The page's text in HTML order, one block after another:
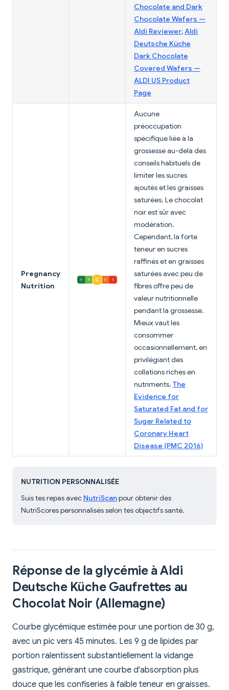
Chocolate and Dark
Chocolate Wafers —
Aldi Reviewer;Aldi
Deutsche Küche
Dark Chocolate
Covered Wafers —
ALDI US Product
Page
Pregnancy
Nutrition
Aucune
préoccupation
spécifique liée à la
grossesse au-delà des
conseils habituels de
limiter les sucres
ajoutés et les graisses
saturées. Le chocolat
noir est sûr avec
modération.
Cependant, la forte
teneur en sucres
raffinés et en graisses
saturées avec peu de
fibres offre peu de
valeur nutritionnelle
pendant la grossesse.
Mieux vaut les
consommer
occasionnellement, en
privilégiant des
collations riches en
nutriments. The
Evidence for
Saturated Fat and for
Sugar Related to
Coronary Heart
Disease (PMC 2016)
NUTRITION PERSONNALISÉE
Suis tes repas avec NutriScanpour obtenir des
NutriScores personnalisés selon tes objectifs santé.
Réponse de la glycémie à Aldi
Deutsche Küche Gaufrettes au
Chocolat Noir (Allemagne)
Courbe glycémique estimée pour une portion de 30 g,
avec un pic vers 45 minutes. Les 9 g de lipides par
portion ralentissent substantiellement la vidange
gastrique, générant une courbe d'absorption plus
douce que les confiseries à faible teneur en graisses.